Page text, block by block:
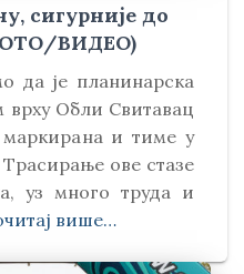
сигурније до
ВИДЕО)
да је планинарска
врху Обли Свитавaц
маркирана и тиме у
ове стазе
уз много труда и
више…